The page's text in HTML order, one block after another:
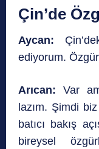
Çin’de
Aycan:
ediyorum.
Arıcan: Var
lazım. Şimdi
batıcı bakış
bireysel